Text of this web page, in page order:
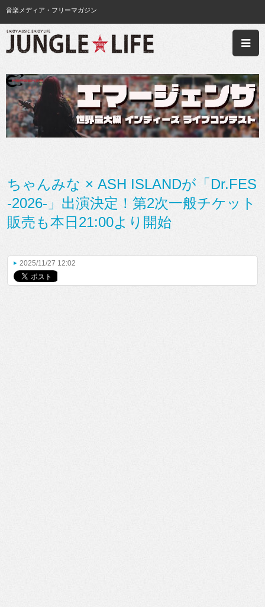
音楽メディア・フリーマガジン
ちゃんみな × ASH ISLANDが「Dr.FES
-2026-」出演決定！第2次一般チケット
販売も本日21:00より開始
2025/11/27 12:02